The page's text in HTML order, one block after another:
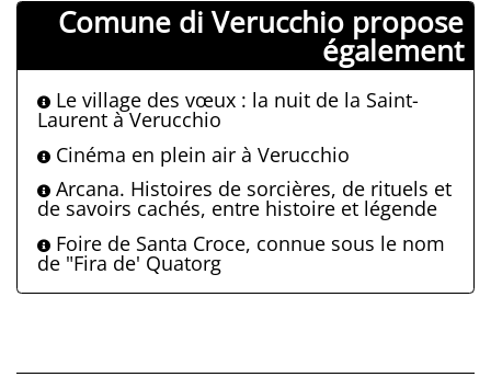
Comune di Verucchio propose
également
Le village des vœux : la nuit de la Saint-
Laurent à Verucchio
Cinéma en plein air à Verucchio
Arcana. Histoires de sorcières, de rituels et
de savoirs cachés, entre histoire et légende
Foire de Santa Croce, connue sous le nom
de "Fira de' Quatorg